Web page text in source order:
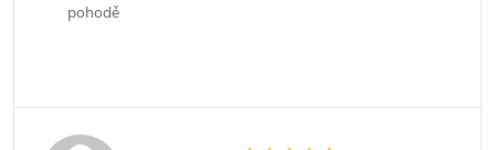
pohodě